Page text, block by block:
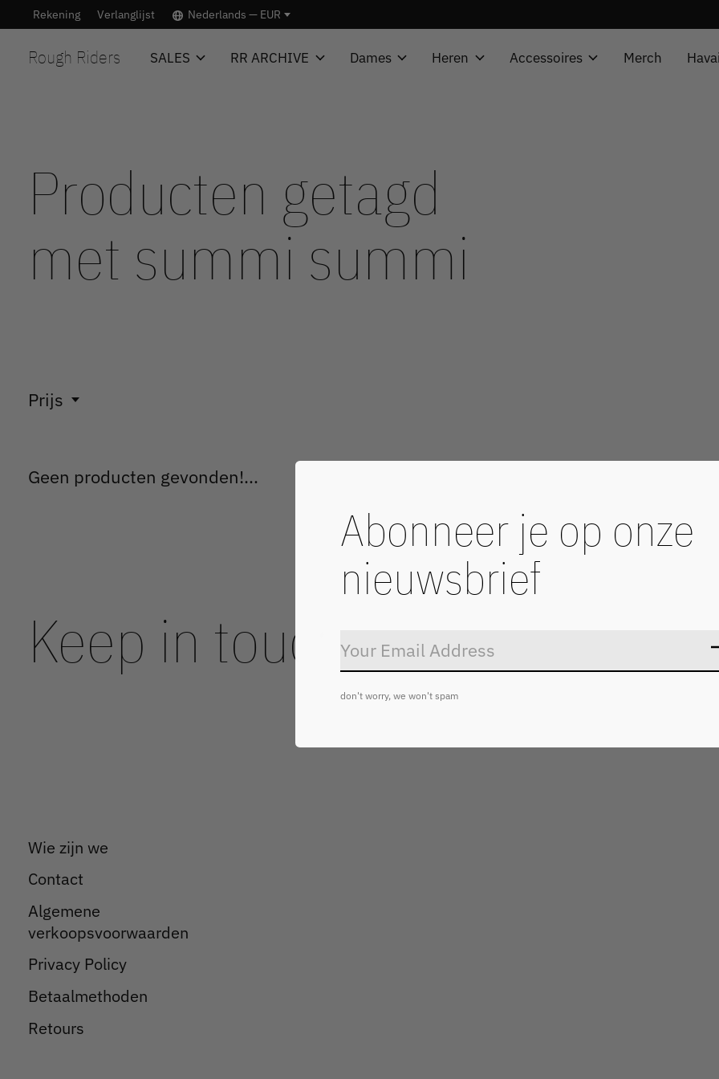
Rekening Verlanglijst Nederlands — EUR
Rough Riders SALES RR ARCHIVE Dames Heren Accessoires Merch
Producten getagd
met summi summi
Prijs
Geen producten gevonden!...
Keep in touch Don’t
Wie zijn we
Contact
Algemene
verkoopsvoorwaarden
Privacy Policy
Betaalmethoden
Retours
Abonneer je op onze
nieuwsbrief
don't worry, we won't spam